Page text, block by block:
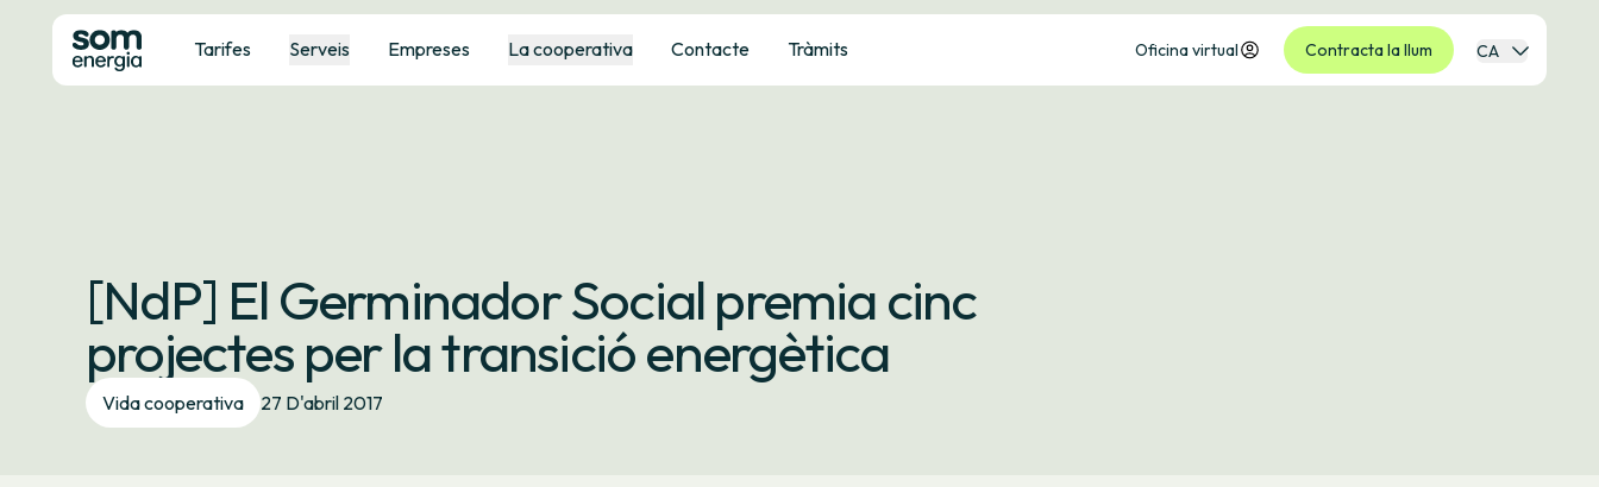
Tarifes Serveis Empreses La cooperativa Contacte Tràmits Oficina virtual Contracta la llum CA
[NdP] El Germinador Social premia cinc
projectes per la transició energètica
Vida cooperativa 27 D'abril 2017